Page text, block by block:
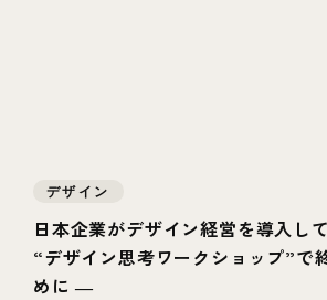
デザイン
日本企業がデザイン経営を導入し
“デザイン思考ワークショップ”で
めに ―